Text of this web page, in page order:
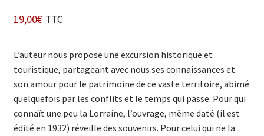
19,00€ TTC
L’auteur nous propose une excursion historique et
touristique, partageant avec nous ses connaissances et
son amour pour le patrimoine de ce vaste territoire, abimé
quelquefois par les conflits et le temps qui passe. Pour qui
connaît une peu la Lorraine, l’ouvrage, même daté (il est
édité en 1932) réveille des souvenirs. Pour celui qui ne la